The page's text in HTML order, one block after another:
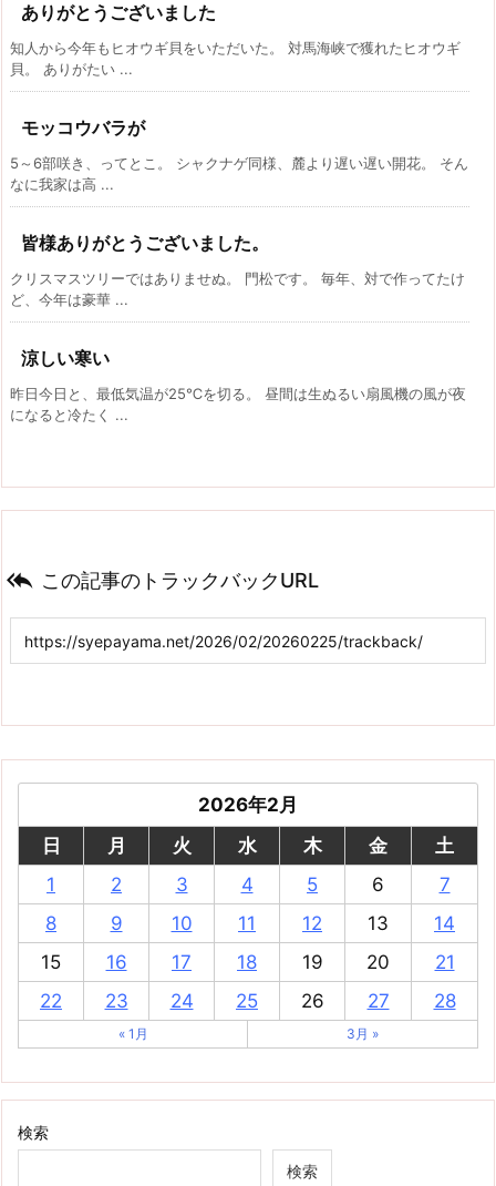
ありがとうございました
知人から今年もヒオウギ貝をいただいた。 対馬海峡で獲れたヒオウギ
貝。 ありがたい ...
モッコウバラが
5～6部咲き、ってとこ。 シャクナゲ同様、麓より遅い遅い開花。 そん
なに我家は高 ...
皆様ありがとうございました。
クリスマスツリーではありませぬ。 門松です。 毎年、対で作ってたけ
ど、今年は豪華 ...
涼しい寒い
昨日今日と、最低気温が25℃を切る。 昼間は生ぬるい扇風機の風が夜
になると冷たく ...
 この記事のトラックバックURL
2026年2月
日
月 火 水 木 金
土
1
2 3 4 5 6
7
8
9 10 11 12 13
14
15
16 17 18 19 20
21
22
23 24 25 26 27 28
« 1月 3月 »
検索
検索